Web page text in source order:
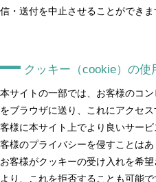
信・送付を中止させることができま
クッキー（cookie）の使
本サイトの一部では、お客様のコ
をブラウザに送り、これにアクセ
客様に本サイト上でより良いサー
客様のプライバシーを侵すことはあ
お客様がクッキーの受け入れを希
より、これを拒否することも可能